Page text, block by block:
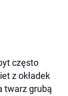
często
z okładek
twarz grubą